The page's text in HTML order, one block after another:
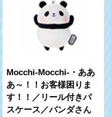
Mocchi-Mocchi-・ああ
あ～！！お客様困りま
す！！／リール付きパ
スケース／パンダさん